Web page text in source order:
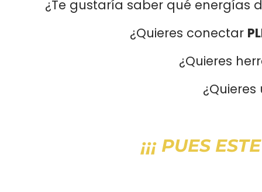
¿Te gustaría saber qué energías
¿Quieres conectar
¿Quieres
¡¡¡ PUES